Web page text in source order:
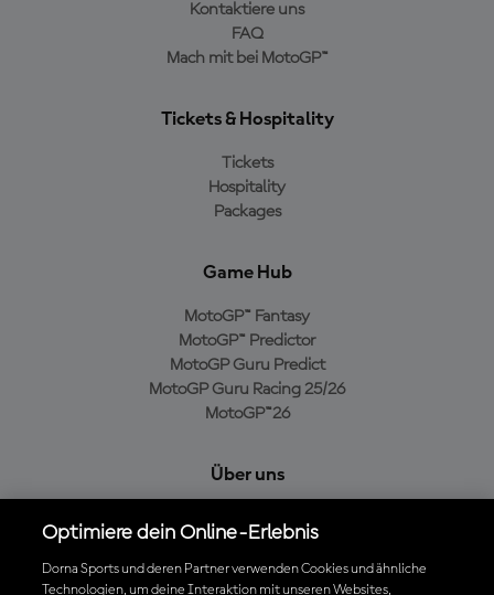
Kontaktiere uns
FAQ
Mach mit bei MotoGP™
Tickets & Hospitality
Tickets
Hospitality
Packages
Game Hub
MotoGP™ Fantasy
MotoGP™ Predictor
MotoGP Guru Predict
MotoGP Guru Racing 25/26
MotoGP™26
Über uns
Cookie-Richtlinien
Geschäftsbedingungen
Optimiere dein Online-Erlebnis
Dorna Sports und deren Partner verwenden Cookies und ähnliche
Technologien, um deine Interaktion mit unseren Websites,